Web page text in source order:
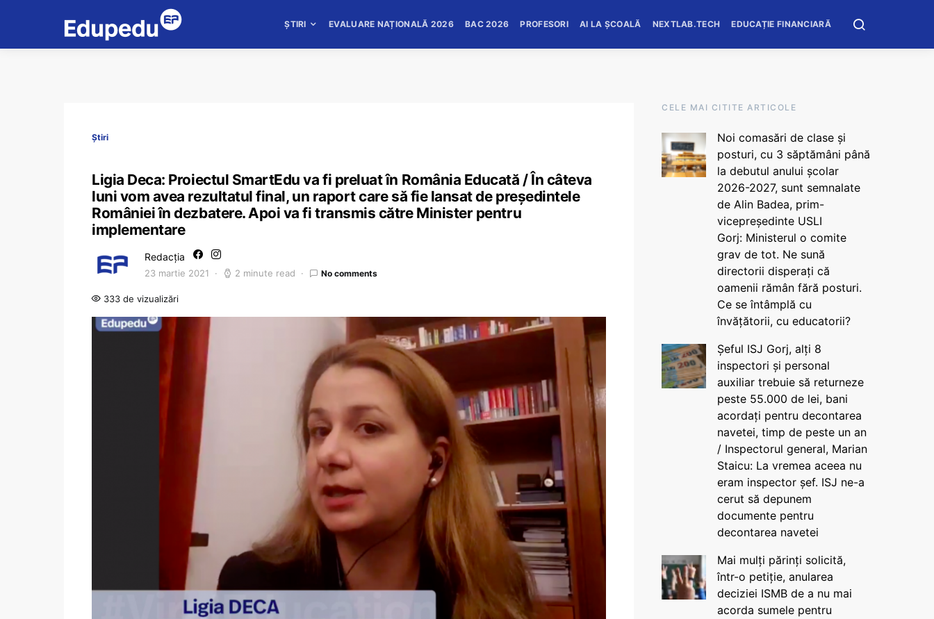
ȘTIRI EVALUARE NAȚIONALĂ 2026 BAC 2026 PROFESORI AI LA ȘCOALĂ NEXTLAB.TECH EDUCAȚIE FINANCIARĂ
Știri
Ligia Deca: Proiectul SmartEdu va fi preluat în România Educată / În câteva
luni vom avea rezultatul final, un raport care să fie lansat de președintele
României în dezbatere. Apoi va fi transmis către Minister pentru
implementare
Redacția
23 martie 2021 2 minute read No comments
333 de vizualizări
CELE MAI CITITE ARTICOLE
Noi comasări de clase și
posturi, cu 3 săptămâni până
la debutul anului școlar
2026-2027, sunt semnalate
de Alin Badea, prim-
vicepreședinte USLI
Gorj: Ministerul o comite
grav de tot. Ne sună
directorii disperați că
oamenii rămân fără posturi.
Ce se întâmplă cu
învățătorii, cu educatorii?
Șeful ISJ Gorj, alți 8
inspectori și personal
auxiliar trebuie să returneze
peste 55.000 de lei, bani
acordați pentru decontarea
navetei, timp de peste un an
/ Inspectorul general, Marian
Staicu: La vremea aceea nu
eram inspector șef. ISJ ne-a
cerut să depunem
documente pentru
decontarea navetei
Mai mulți părinți solicită,
într-o petiție, anularea
deciziei ISMB de a nu mai
acorda sumele pentru